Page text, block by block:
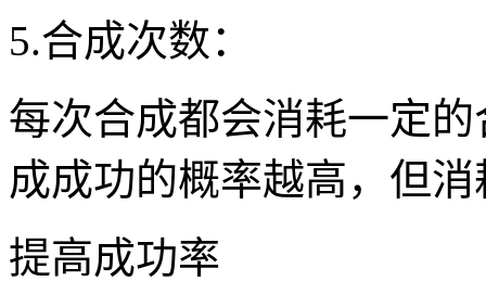
5.合成次数：
每次合成都会消耗一定
成成功的概率越高，但
提高成功率